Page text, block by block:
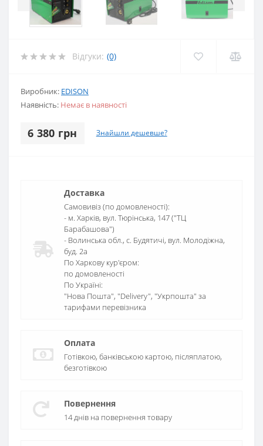
Відгуки: (0)
Виробник: EDISON
Наявність: Немає в наявності
6 380 грн Знайшли дешевше?
Доставка
Самовивіз (по домовленості):
- м. Харків, вул. Тюрінська, 147 ("ТЦ
Барабашова")
- Волинська обл., c. Будятичі, вул. Молодіжна,
буд. 2а
По Харкову кур'єром:
по домовленості
По Україні:
"Нова Пошта", "Delivery", "Укрпошта" за
тарифами перевізника
Оплата
Готівкою, банківською картою, післяплатою,
безготівкою
Повернення
14 днів на повернення товару